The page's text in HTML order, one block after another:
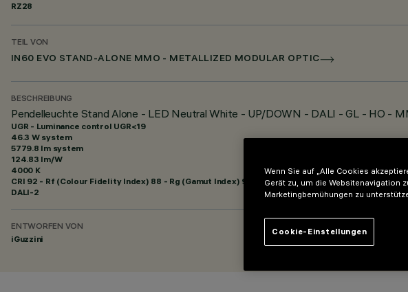
RZ28
TEIL VON
IN60 EVO STAND-ALONE MMO - METALLIZED MODULAR OPTIC
BESCHREIBUNG
Pendelleuchte Stand Alone - LED Neutral White - UP/DOWN - DALI - GL - HO -
UGR - Luminance control UGR<19
46.3 W system
5779.8 lm system
124.83 lm/W
4000 K
CRI 92 - Rf (Colour Fidelity Index) 88 - Rg (Gamut Index) 95
DALI-2
ENTWORFEN VON
iGuzzini
Wenn Sie auf „Alle Cookies
Gerät zu, um die Websitenavigation
Marketingbemühungen zu
Cookie-Einstellungen